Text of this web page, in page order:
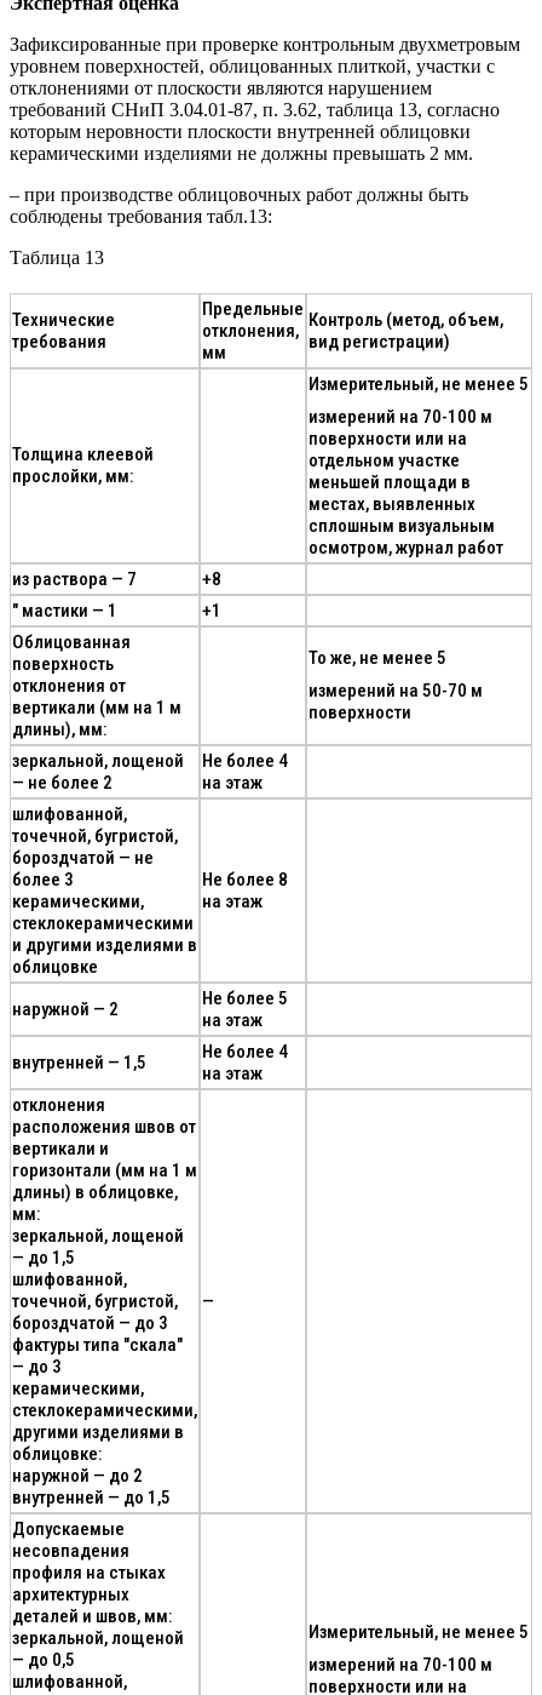
Зафиксированные при проверке контрольным двухметровым
уровнем поверхностей, облицованных плиткой, участки с
отклонениями от плоскости являются нарушением
требований СНиП 3.04.01-87, п. 3.62, таблица 13, согласно
которым неровности плоскости внутренней облицовки
керамическими изделиями не должны превышать 2 мм.
– при производстве облицовочных работ должны быть
соблюдены требования табл.13:
Таблица 13
Технические
требования
Предельные
отклонения,
мм
Контроль (метод, объем,
вид регистрации)
Толщина клеевой
прослойки, мм:
Измерительный, не менее 5
измерений на 70-100 м
поверхности или на
отдельном участке
меньшей площади в
местах, выявленных
сплошным визуальным
осмотром, журнал работ
из раствора — 7
+8
" мастики — 1
+1
Облицованная
поверхность
отклонения от
вертикали (мм на 1 м
длины), мм:
То же, не менее 5
измерений на 50-70 м
поверхности
зеркальной, лощеной
— не более 2
Не более 4
на этаж
шлифованной,
точечной, бугристой,
бороздчатой — не
более 3
керамическими,
стеклокерамическими
и другими изделиями в
облицовке
Не более 8
на этаж
наружной — 2
Не более 5
на этаж
внутренней — 1,5
Не более 4
на этаж
отклонения
расположения швов от
вертикали и
горизонтали (мм на 1 м
длины) в облицовке,
мм:
зеркальной, лощеной
— до 1,5
шлифованной,
точечной, бугристой,
бороздчатой — до 3
фактуры типа "скала"
— до 3
керамическими,
стеклокерамическими,
другими изделиями в
облицовке:
наружной — до 2
внутренней — до 1,5
—
Допускаемые
несовпадения
профиля на стыках
архитектурных
деталей и швов, мм:
зеркальной, лощеной
— до 0,5
шлифованной,
Измерительный, не менее 5
измерений на 70-100 м
поверхности или на